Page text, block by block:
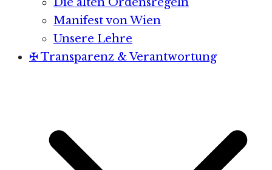
Die alten Ordensregeln
Manifest von Wien
Unsere Lehre
✠ Transparenz & Verantwortung